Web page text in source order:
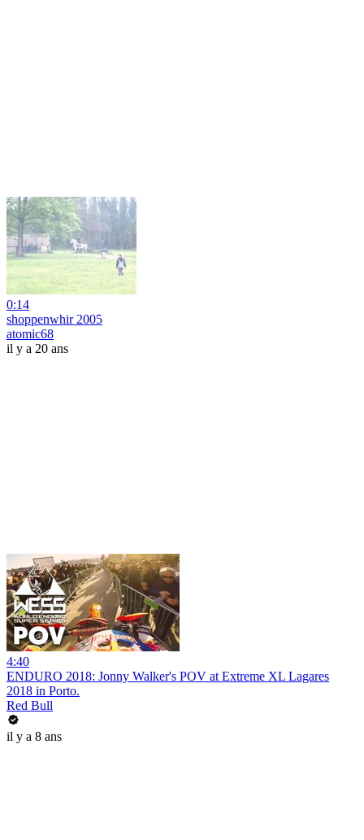
0:14
shoppenwhir 2005
atomic68
il y a 20 ans
4:40
ENDURO 2018: Jonny Walker's POV at Extreme XL Lagares
2018 in Porto.
Red Bull
il y a 8 ans